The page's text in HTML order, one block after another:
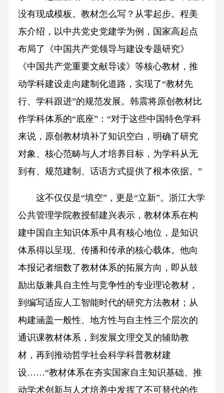
没有现成模板。教材怎么写？从零起步。程美
东介绍，以中共党史党建学为例，国家高起点
布局了《中国共产党领导与建设专题研究》
《中国共产党重要文献导读》等核心教材，推
动学科建设走向建制化道路，实现了“教材先
行、学科跟进”的规范发展。韩震将原创教材比
作学科体系的“底座”：“对于这些中国特色学科
来说，原创教材填补了知识空白，明确了研究
对象、核心范畴与人才培养目标，为学科从无
到有、规范建制、话语方式提供了根本依据。”
这不仅仅是“填空”，更是“立新”。浙江大学
公共管理学院教授郁建兴表示，教材体系在构
建中国自主知识体系中具有核心地位，是知识
体系得以呈现、传播和传承的核心载体。他向
本报记者细数了教材体系的拓展方向，即从鼓
励出版兼具自主性与竞争性的专业理论教材，
到编写适应人工智能时代的研究方法教材；从
构建涵盖一般性、地方性与自主性三个层次的
通识课教材体系，到发展文理交叉的辅助教
材，再到推动哲学社会科学科普教材建
设……“教材体系在夯实国家自主知识基础、推
动学术创新与人才培养中发挥了不可替代的作